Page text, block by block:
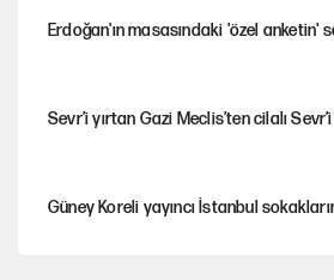
Erdoğan'ın masasındaki 'özel anketin'
Sevr’i yırtan Gazi Meclis’ten cilalı
Güney Koreli yayıncı İstanbul